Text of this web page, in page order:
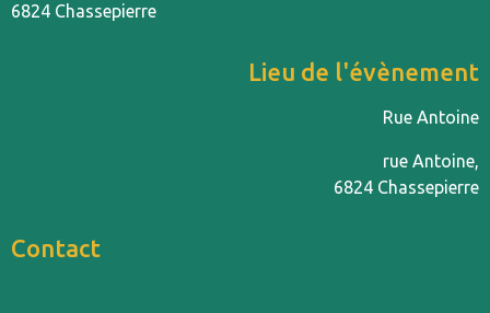
6824 Chassepierre
Lieu de l'évènement
Rue Antoine
rue Antoine,
6824 Chassepierre
Contact